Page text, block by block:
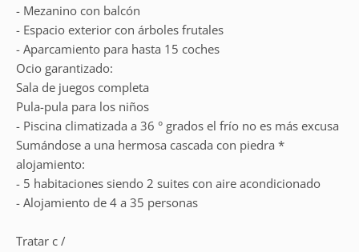
- Mezanino con balcón
- Espacio exterior con árboles frutales
- Aparcamiento para hasta 15 coches
Ocio garantizado:
Sala de juegos completa
Pula-pula para los niños
- Piscina climatizada a 36 ° grados el frío no es más excusa
Sumándose a una hermosa cascada con piedra *
alojamiento:
- 5 habitaciones siendo 2 suites con aire acondicionado
- Alojamiento de 4 a 35 personas
Tratar c /